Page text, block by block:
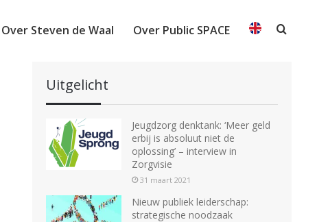
Over Steven de Waal Over Public SPACE
Uitgelicht
Jeugdzorg denktank: ‘Meer geld
erbij is absoluut niet de
oplossing’ – interview in
Zorgvisie
31 maart 2021
Nieuw publiek leiderschap:
strategische noodzaak